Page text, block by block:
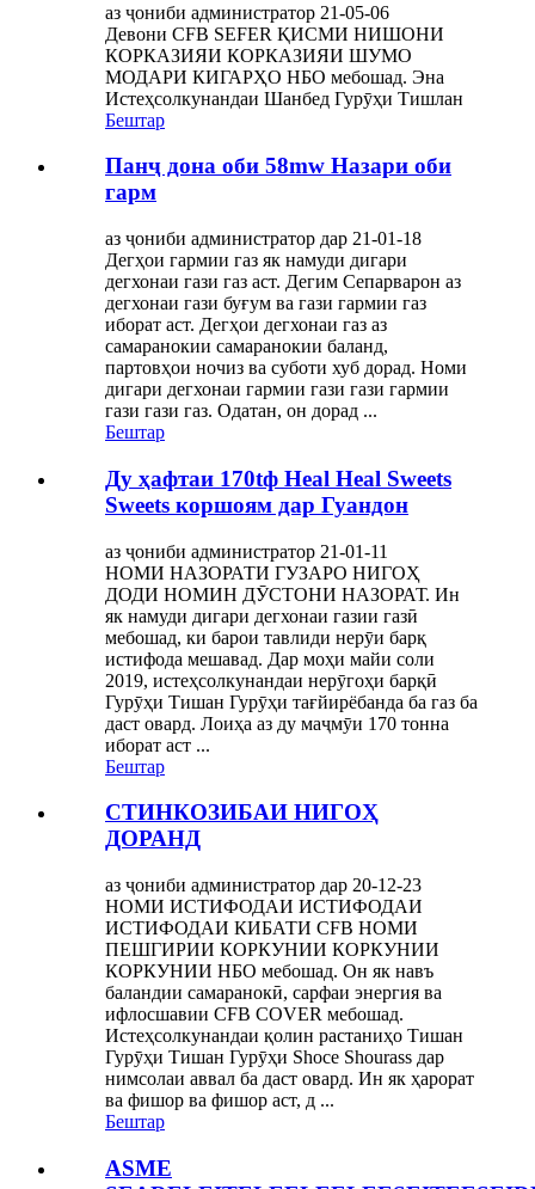
аз ҷониби администратор 21-05-06
Девони CFB SEFER ҚИСМИ НИШОНИ
КОРКАЗИЯИ КОРКАЗИЯИ ШУМО
МОДАРИ КИГАРҲО НБО мебошад. Эна
Истеҳсолкунандаи Шанбед Гурӯҳи Тишлан
Бештар
Панҷ дона оби 58mw Назари оби
гарм
аз ҷониби администратор дар 21-01-18
Дегҳои гармии газ як намуди дигари
дегхонаи гази газ аст. Дегим Сепарварон аз
дегхонаи гази буғум ва гази гармии газ
иборат аст. Дегҳои дегхонаи газ аз
самаранокии самаранокии баланд,
партовҳои ночиз ва суботи хуб дорад. Номи
дигари дегхонаи гармии гази гази гармии
гази гази газ. Одатан, он дорад ...
Бештар
Ду ҳафтаи 170tф Heal Heal Sweets
Sweets коршоям дар Гуандон
аз ҷониби администратор 21-01-11
НОМИ НАЗОРАТИ ГУЗАРО НИГОҲ
ДОДИ НОМИН ДӮСТОНИ НАЗОРАТ. Ин
як намуди дигари дегхонаи газии газӣ
мебошад, ки барои тавлиди нерӯи барқ ​​
истифода мешавад. Дар моҳи майи соли
2019, истеҳсолкунандаи нерӯгоҳи барқӣ
Гурӯҳи Тишан Гурӯҳи тағйирёбанда ба газ ба
даст овард. Лоиҳа аз ду маҷмӯи 170 тонна
иборат аст ...
Бештар
СТИНКОЗИБАИ НИГОҲ
ДОРАНД
аз ҷониби администратор дар 20-12-23
НОМИ ИСТИФОДАИ ИСТИФОДАИ
ИСТИФОДАИ КИБАТИ CFB НОМИ
ПЕШГИРИИ КОРКУНИИ КОРКУНИИ
КОРКУНИИ НБО мебошад. Он як навъ
баландии самаранокӣ, сарфаи энергия ва
ифлосшавии CFB COVER мебошад.
Истеҳсолкунандаи қолин растаниҳо Тишан
Гурӯҳи Тишан Гурӯҳи Shoce Shourass дар
нимсолаи аввал ба даст овард. Ин як ҳарорат
ва фишор ва фишор аст, д ...
Бештар
ASME